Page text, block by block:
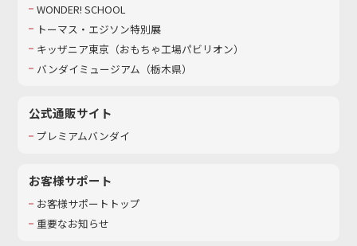
WONDER! SCHOOL
トーマス・エジソン特別展
キッザニア東京（おもちゃ工場パビリオン）​
バンダイミュージアム（栃木県）
公式通販サイト
プレミアムバンダイ
お客様サポート
お客様サポートトップ
重要なお知らせ